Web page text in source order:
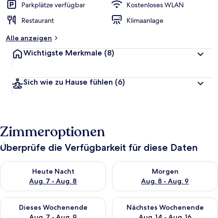
Parkplätze verfügbar
Kostenloses WLAN
Restaurant
Klimaanlage
Alle anzeigen
Wichtigste Merkmale (8)
Sich wie zu Hause fühlen (6)
Zimmeroptionen
Überprüfe die Verfügbarkeit für diese Daten
Heute Nacht
Aug. 7 - Aug. 8
Überprüfe die Verfügbarkeit für heute Nacht, Aug. 7 - Aug. 8.
Morgen
Aug. 8 - Aug. 9
Überprüfe die Verfügbarkeit
Dieses Wochenende
Überprüfe die Verfügbarkeit für dieses Wochenende, Aug. 7
Nächstes Wochenende
Überprüfe die Verfügbarkeit